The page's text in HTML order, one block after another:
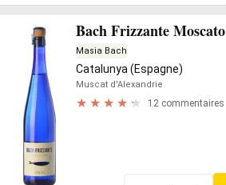
Bach Frizzante Moscato
Masia Bach
Catalunya (Espagne)
Muscat d'Alexandrie
12 commentaires